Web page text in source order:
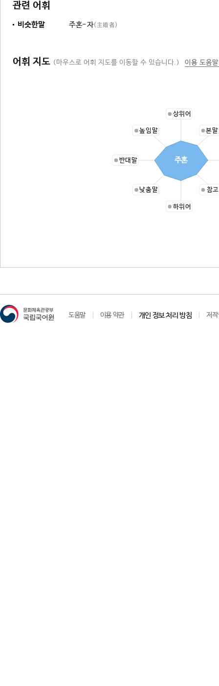
관련 어휘
비슷한말 주혼-자(主婚者)
어휘 지도 (마우스로 어휘 지도를 이동할 수 있습니다.) 이용 도움
상위어
본
참
하위어
낮춤말
반대말
높임말
주혼
도움말 이용 약관 개인 정보 처리 방침 저